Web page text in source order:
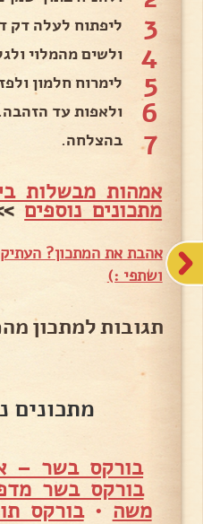
3 ליפתוח לעלה דק
4 ולשים מהמלוי
5 לימרוח חלמון
6 ולאפות עד הזהבה.
7 בהצלחה.
אמהות מבשלות
מתכונים נוספים
אהבת את המתכון?
ושתפי :)
תגובות למתכון
מתכונים
בורקס בשר –
בורקס בשר
משה •בורקס